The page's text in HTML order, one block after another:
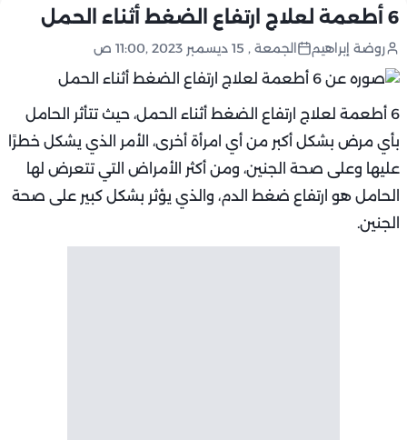
6 أطعمة لعلاج ارتفاع الضغط أثناء الحمل
روضة إبراهيم الجمعة , 15 ديسمبر 2023 ,11:00 ص
6 أطعمة لعلاج ارتفاع الضغط أثناء الحمل، حيث تتأثر الحامل
بأي مرض بشكل أكبر من أي امرأة أخرى، الأمر الذي يشكل خطرًا
عليها وعلى صحة الجنين، ومن أكثر الأمراض التي تتعرض لها
الحامل هو ارتفاع ضغط الدم، والذي يؤثر بشكل كبير على صحة
الجنين.